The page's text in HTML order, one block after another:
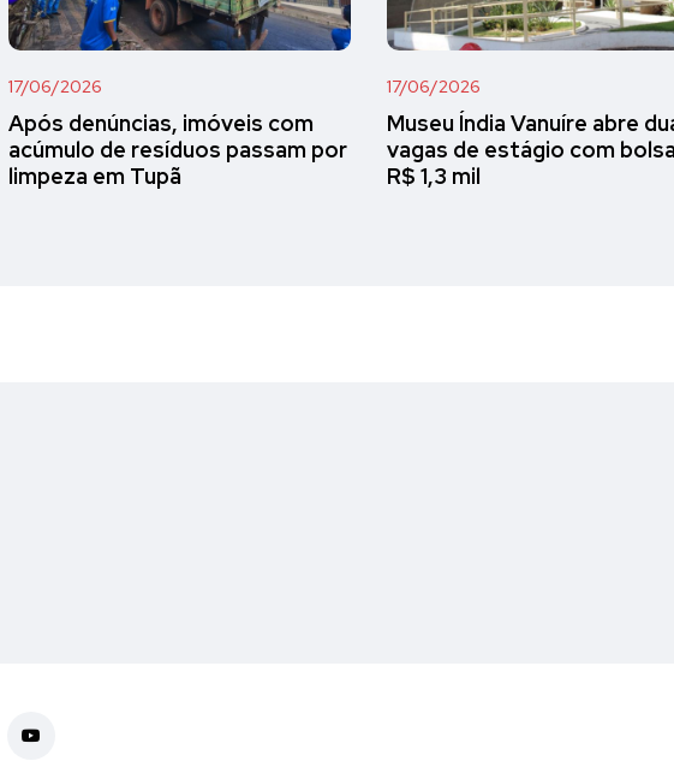
17/06/2026
Após denúncias, imóveis com
acúmulo de resíduos passam por
limpeza em Tupã
17/06/2026
Museu Índia Vanuíre abre
vagas de estágio com
R$ 1,3 mil